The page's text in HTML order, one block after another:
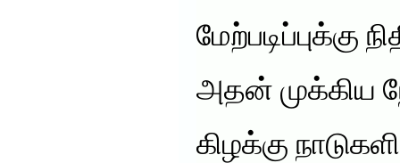
மேற்படிப்புக்கு
அதன் முக்கிய
கிழக்கு